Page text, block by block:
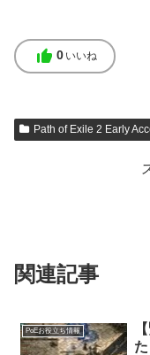
thumb_up 0 いいね
Path of Exile 2 Early
関連記事
PoEお役立ち情報
た